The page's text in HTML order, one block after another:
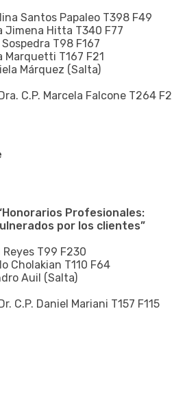
Santos Papaleo T398 F49
Jimena Hitta T340 F77
Sospedra T98 F167
Marquetti T167 F21
Márquez (Salta)
C.P. Marcela Falcone T264 F2
Profesionales:
por los clientes”
Reyes T99 F230
Cholakian T110 F64
Auil (Salta)
C.P. Daniel Mariani T157 F115